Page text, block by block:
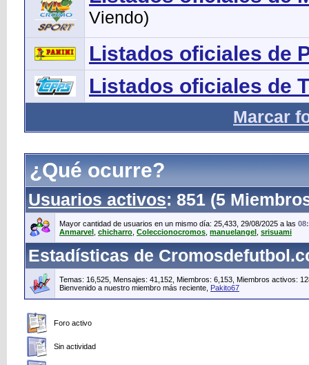
Viendo)
Listados oficiales de
Listados oficiales de
Marcar
¿Qué ocurre?
Usuarios activos: 851 (5
Mayor cantidad de usuarios en un mismo día: 25,433, 29/08/2025 a las
Anmarvel
chicharro Coleccionocromos manuelangel srisuami
Estadísticas de
Temas: 16,525, Mensajes: 41,152, Miembros: 6,153, Miembros activos:
Bienvenido a nuestro miembro más reciente,
Pakito67
Foro activo
Sin actividad